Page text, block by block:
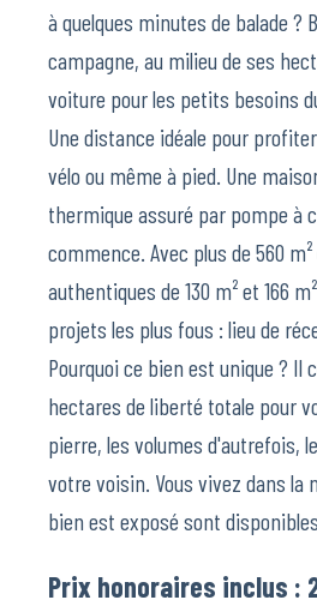
à quelques minutes de balade ?
campagne, au milieu de ses
voiture pour les petits besoins
Une distance idéale pour
vélo ou même à pied. Une
thermique assuré par pompe à
commence. Avec plus de 560
authentiques de 130 m² et 166
projets les plus fous : lieu de
Pourquoi ce bien est unique ? Il
hectares de liberté totale pour
pierre, les volumes d'autrefois,
votre voisin. Vous vivez dans la
bien est exposé sont
Prix honoraires inclus :